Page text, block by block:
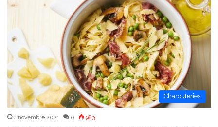
Charcuteries
4 novembre 2021 0 983